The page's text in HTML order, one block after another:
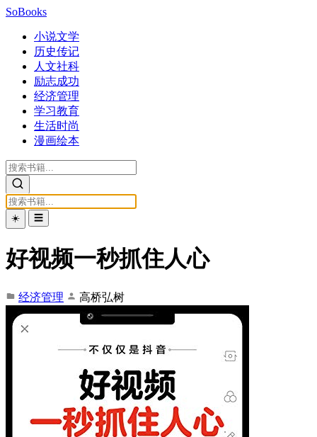
SoBooks
小说文学
历史传记
人文社科
励志成功
经济管理
学习教育
生活时尚
漫画绘本
☀️ ☰
好视频一秒抓住人心
经济管理 高桥弘树